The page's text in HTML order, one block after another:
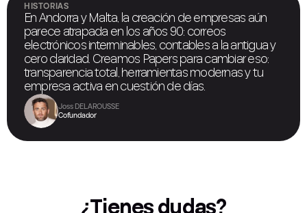
HISTORIAS
En Andorra y Malta, la creación de empresas aún
parece atrapada en los años 90: correos
electrónicos interminables, contables a la antigua y
cero claridad. Creamos Papers para cambiar eso:
transparencia total, herramientas modernas y tu
empresa activa en cuestión de días.
Joss DELAROUSSE
Cofundador